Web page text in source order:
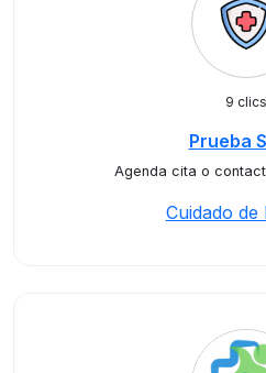
9 clics
Prueba
Agenda cita o
Cuidado de